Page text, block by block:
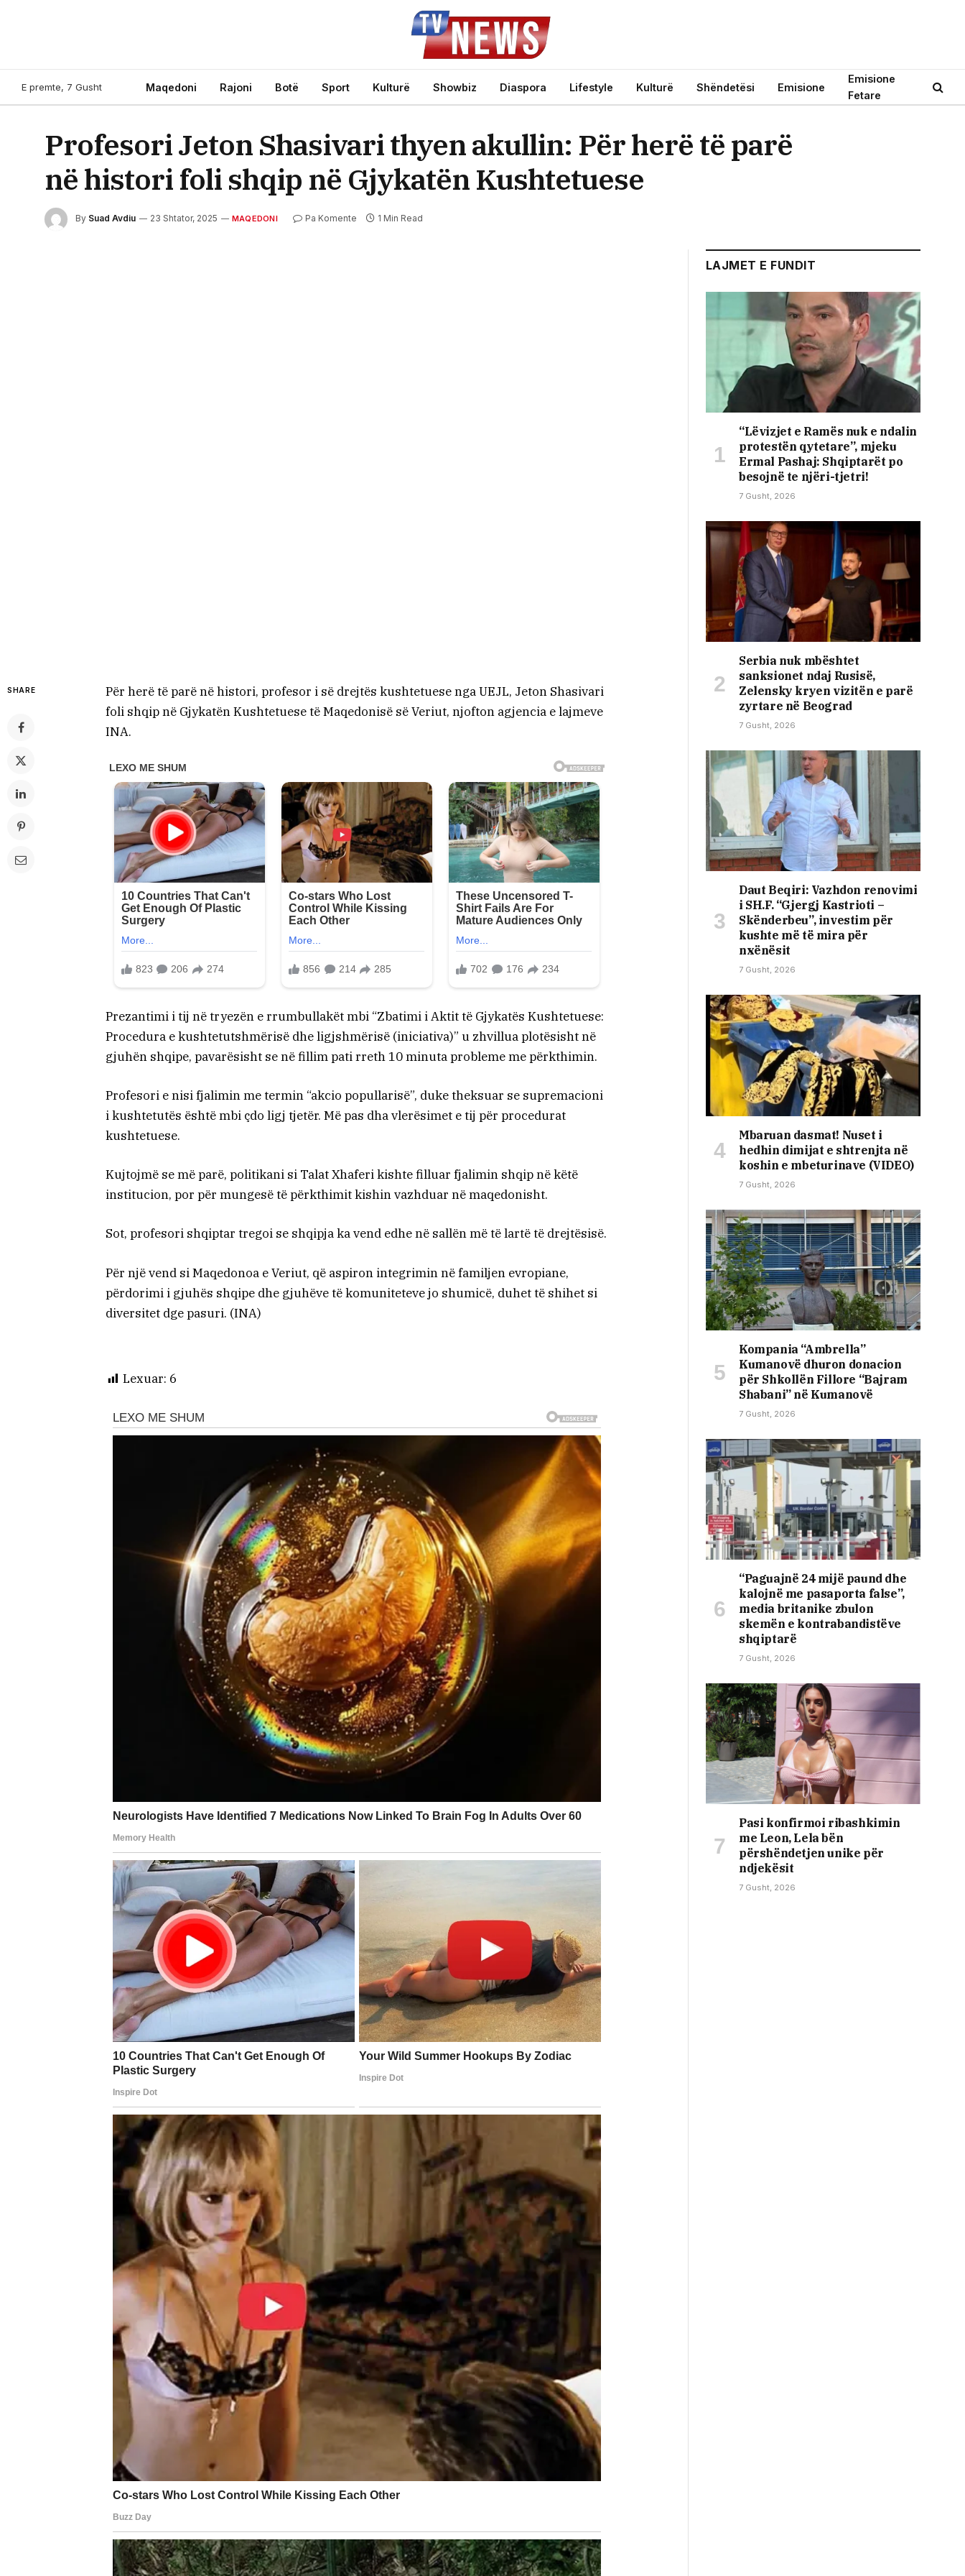
E premte, 7 Gusht Maqedoni Rajoni Botë Sport Kulturë Showbiz Diaspora Lifestyle Kulturë Shëndetësi Emisione
Emisione
Fetare
Profesori Jeton Shasivari thyen akullin: Për herë të parë
në histori foli shqip në Gjykatën Kushtetuese
By Suad Avdiu 23 Shtator, 2025 MAQEDONI Pa Komente 1 Min Read
SHARE
Për herë të parë në histori, profesor i së drejtës kushtetuese nga UEJL, Jeton Shasivari
foli shqip në Gjykatën Kushtetuese të Maqedonisë së Veriut, njofton agjencia e lajmeve
INA.
Prezantimi i tij në tryezën e rrumbullakët mbi “Zbatimi i Aktit të Gjykatës Kushtetuese:
Procedura e kushtetutshmërisë dhe ligjshmërisë (iniciativa)” u zhvillua plotësisht në
gjuhën shqipe, pavarësisht se në fillim pati rreth 10 minuta probleme me përkthimin.
Profesori e nisi fjalimin me termin “akcio popullarisë”, duke theksuar se supremacioni
i kushtetutës është mbi çdo ligj tjetër. Më pas dha vlerësimet e tij për procedurat
kushtetuese.
Kujtojmë se më parë, politikani si Talat Xhaferi kishte filluar fjalimin shqip në këtë
institucion, por për mungesë të përkthimit kishin vazhduar në maqedonisht.
Sot, profesori shqiptar tregoi se shqipja ka vend edhe në sallën më të lartë të drejtësisë.
Për një vend si Maqedonoa e Veriut, që aspiron integrimin në familjen evropiane,
përdorimi i gjuhës shqipe dhe gjuhëve të komuniteteve jo shumicë, duhet të shihet si
diversitet dge pasuri. (INA)
Lexuar: 6
LAJMET E FUNDIT
“Lëvizjet e Ramës nuk e ndalin
protestën qytetare”, mjeku
Ermal Pashaj: Shqiptarët po
besojnë te njëri-tjetri!
7 Gusht, 2026
Serbia nuk mbështet
sanksionet ndaj Rusisë,
Zelensky kryen vizitën e parë
zyrtare në Beograd
7 Gusht, 2026
Daut Beqiri: Vazhdon renovimi
i SH.F. “Gjergj Kastrioti –
Skënderbeu”, investim për
kushte më të mira për
nxënësit
7 Gusht, 2026
Mbaruan dasmat! Nuset i
hedhin dimijat e shtrenjta në
koshin e mbeturinave (VIDEO)
7 Gusht, 2026
Kompania “Ambrella”
Kumanovë dhuron donacion
për Shkollën Fillore “Bajram
Shabani” në Kumanovë
7 Gusht, 2026
“Paguajnë 24 mijë paund dhe
kalojnë me pasaporta false”,
media britanike zbulon
skemën e kontrabandistëve
shqiptarë
7 Gusht, 2026
Pasi konfirmoi ribashkimin
me Leon, Lela bën
përshëndetjen unike për
ndjekësit
7 Gusht, 2026